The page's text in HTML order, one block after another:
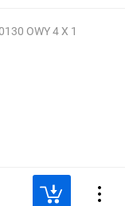
OWY 4 X 1